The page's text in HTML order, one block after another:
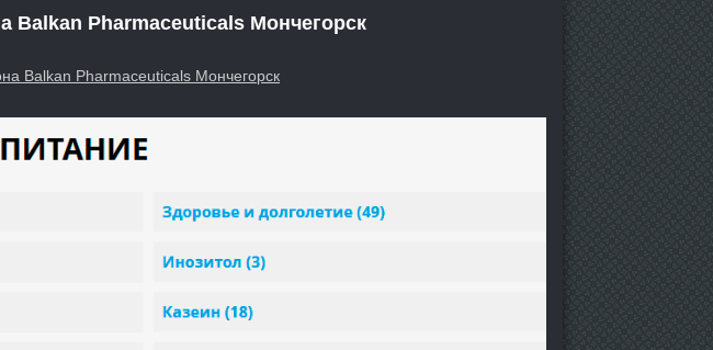
Balkan Pharmaceuticals Мончегорск
Balkan Pharmaceuticals Мончегорск